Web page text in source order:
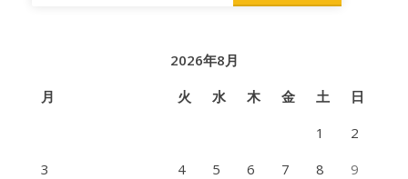
2026年8月
月
火 水 木 金 土
日
1
2
3
4 5 6 7 8
9